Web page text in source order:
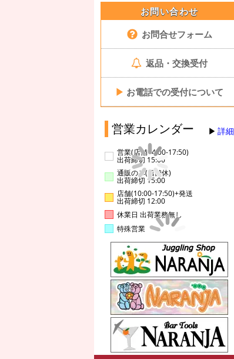
お問い合わせ
お問合せフォーム
返品・交換受付
▶ お電話での受付について
営業カレンダー 詳細
営業(店舗14:00-17:50)
出荷締切 15:00
通販のみ(店舗休)
出荷締切 15:00
店舗(10:00-17:50)+発送
出荷締切 12:00
休業日 出荷業務無し
特殊営業